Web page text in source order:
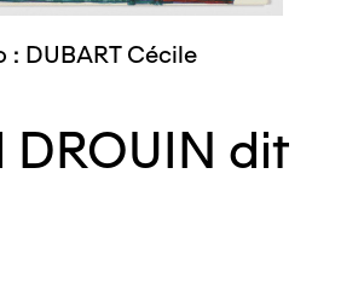
DUBART Cécile
dit